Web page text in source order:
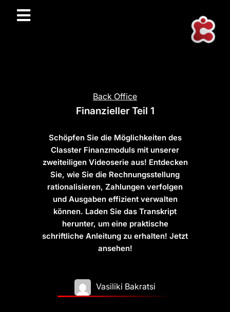
Back Office
Finanzieller Teil 1
Schöpfen Sie die Möglichkeiten des
Classter Finanzmoduls mit unserer
zweiteiligen Videoserie aus! Entdecken
Sie, wie Sie die Rechnungsstellung
rationalisieren, Zahlungen verfolgen
und Ausgaben effizient verwalten
können. Laden Sie das Transkript
herunter, um eine praktische
schriftliche Anleitung zu erhalten! Jetzt
ansehen!
Vasiliki Bakratsi